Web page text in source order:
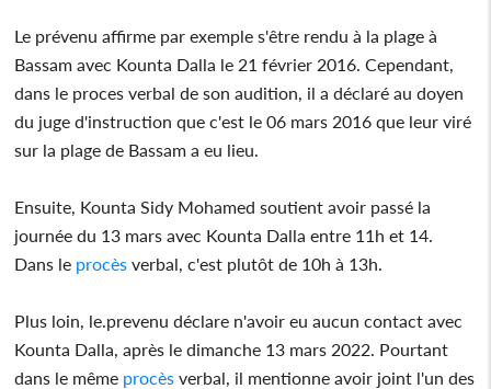
Le prévenu affirme par exemple s'être rendu à la plage à
Bassam avec Kounta Dalla le 21 février 2016. Cependant,
dans le proces verbal de son audition, il a déclaré au doyen
du juge d'instruction que c'est le 06 mars 2016 que leur viré
sur la plage de Bassam a eu lieu.
Ensuite, Kounta Sidy Mohamed soutient avoir passé la
journée du 13 mars avec Kounta Dalla entre 11h et 14.
Dans le procès verbal, c'est plutôt de 10h à 13h.
Plus loin, le.prevenu déclare n'avoir eu aucun contact avec
Kounta Dalla, après le dimanche 13 mars 2022. Pourtant
dans le même procès verbal, il mentionne avoir joint l'un des